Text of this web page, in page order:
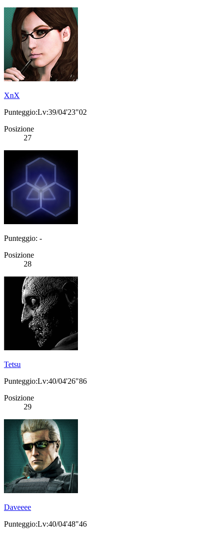
XnX
Punteggio:Lv:39/04'23"02
Posizione
27
Punteggio: -
Posizione
28
Tetsu
Punteggio:Lv:40/04'26"86
Posizione
29
Daveeee
Punteggio:Lv:40/04'48"46